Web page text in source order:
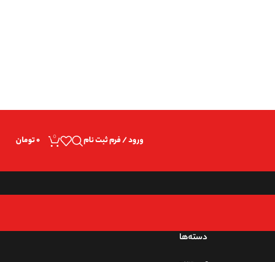
ورود / فرم ثبت نام 0 ۰تومان
دسته‌ها